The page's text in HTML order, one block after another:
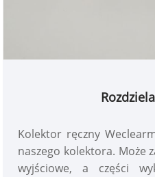
Kolektor ręczny
naszego kolektora. Może
wyjściowe, a części